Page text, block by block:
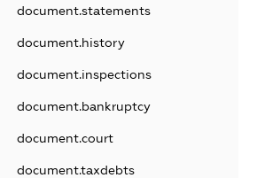
document.statements
document.history
document.inspections
document.bankruptcy
document.court
document.taxdebts